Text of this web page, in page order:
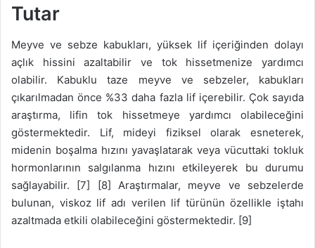
Tutar
Meyve ve sebze kabukları, yüksek lif içeriğinden dolayı
açlık hissini azaltabilir ve tok hissetmenize yardımcı
olabilir. Kabuklu taze meyve ve sebzeler, kabukları
çıkarılmadan önce %33 daha fazla lif içerebilir. Çok sayıda
araştırma, lifin tok hissetmeye yardımcı olabileceğini
göstermektedir. Lif, mideyi fiziksel olarak esneterek,
midenin boşalma hızını yavaşlatarak veya vücuttaki tokluk
hormonlarının salgılanma hızını etkileyerek bu durumu
sağlayabilir. [7] [8] Araştırmalar, meyve ve sebzelerde
bulunan, viskoz lif adı verilen lif türünün özellikle iştahı
azaltmada etkili olabileceğini göstermektedir. [9]